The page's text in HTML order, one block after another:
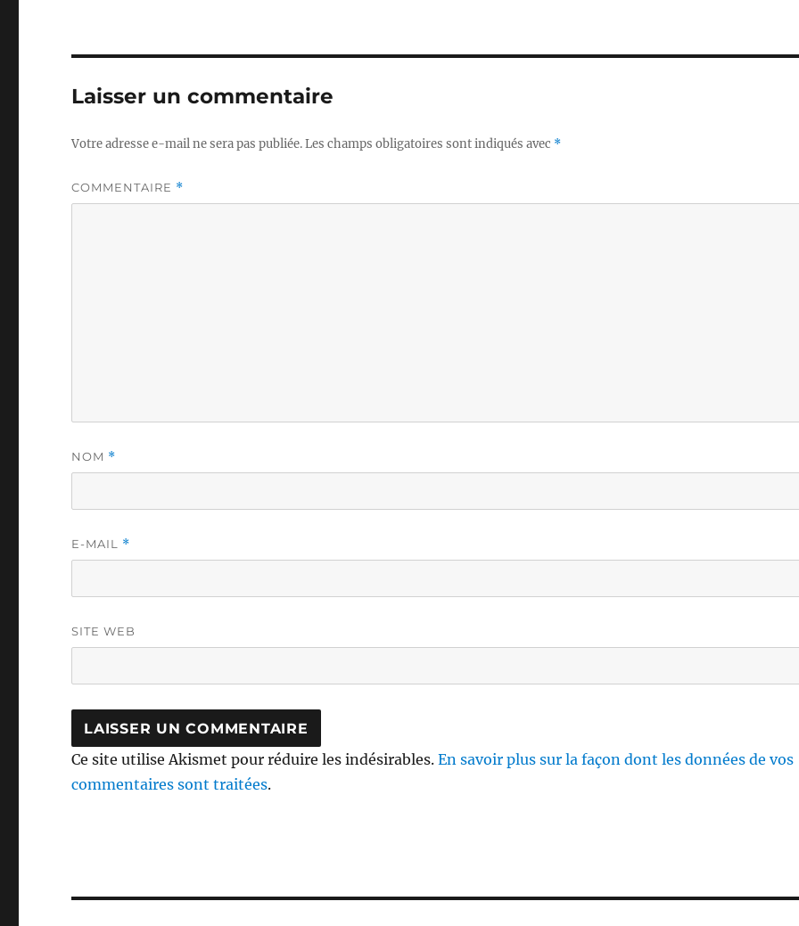
Laisser un commentaire
Votre adresse e-mail ne sera pas publiée.Les champs obligatoires sont indiqués avec *
COMMENTAIRE *
NOM *
E-MAIL *
SITE WEB
Ce site utilise Akismet pour réduire les indésirables.En savoir plus sur la façon dont les données de vos
commentaires sont traitées.